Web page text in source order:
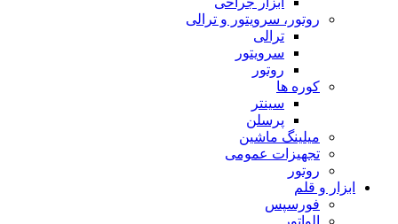
روتور، سرویتور و ترالی
ترالی
سرویتور
روتور
کوره ها
سینتر
پرسلن
میلینگ ماشین
تجهیزات عمومی
روتور
ابزار و قلم
فورسپس